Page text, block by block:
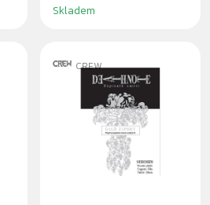
Skladem
CREW
DEATH NOTE:
DALŠÍ ZÁPISKY -
PŘÍPAD
LOSANGELESKÉ
SÉRIOVÉ VRAŽDY